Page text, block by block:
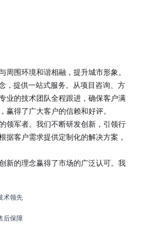
围环境和谐相融，提升城市形象。
，提供一站式服务。从项目咨询、方
业的技术团队全程跟进，确保客户满
得了广大客户的信赖和好评。
领军者。我们不断研发创新，引领行
据客户需求提供定制化的解决方案，
新的理念赢得了市场的广泛认可。我
术领先
后保障